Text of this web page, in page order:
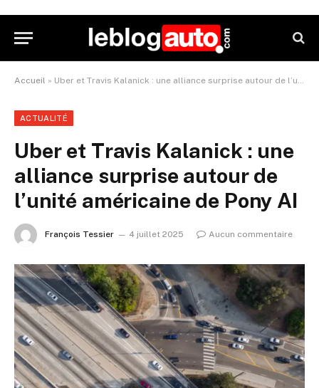
Accueil » Uber et Travis Kalanick : une alliance surprise autour de l’unité américaine de Pony AI
ACTUALITÉ
Uber et Travis Kalanick : une
alliance surprise autour de
l’unité américaine de Pony AI
François Tessier 4 juillet 2025 Aucun commentaire